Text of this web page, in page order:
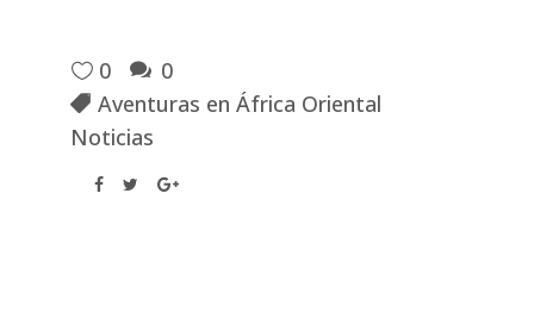
0
0
Aventuras en África Oriental
Noticias